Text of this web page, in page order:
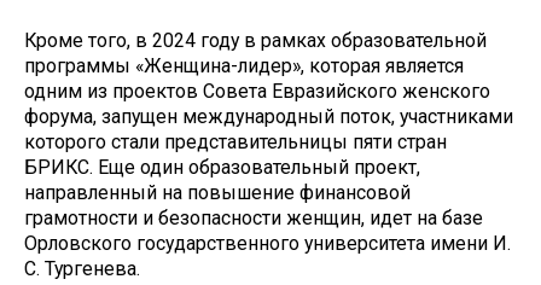
Кроме того, в 2024 году в рамках образовательной
программы «Женщина-лидер», которая является
одним из проектов Совета Евразийского женского
форума, запущен международный поток, участниками
которого стали представительницы пяти стран
БРИКС. Еще один образовательный проект,
направленный на повышение финансовой
грамотности и безопасности женщин, идет на базе
Орловского государственного университета имени И.
С. Тургенева.